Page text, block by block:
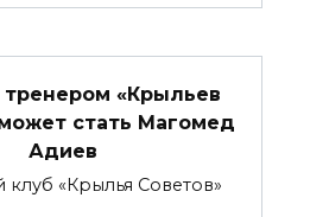
«Крыльев
стать Магомед
Адиев
клуб «Крылья Советов»